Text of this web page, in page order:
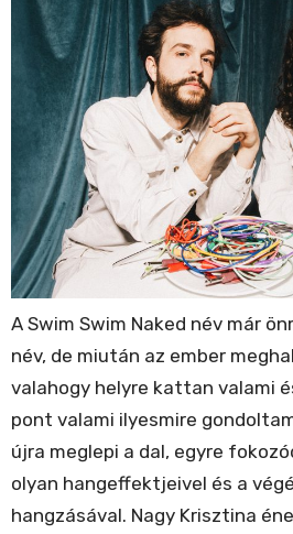
A Swim Swim Naked név már
név, de miután az ember
valahogy helyre kattan valami
pont valami ilyesmire
újra meglepi a dal, egyre
olyan hangeffektjeivel és a
hangzásával. Nagy Krisztina